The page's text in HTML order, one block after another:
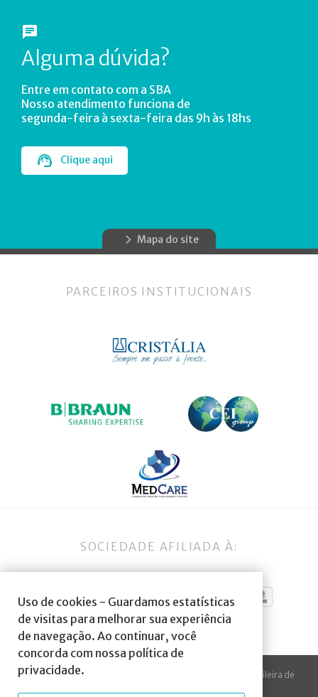
Uso de cookies - Guardamos estatísticas
de visitas para melhorar sua experiência
de navegação. Ao continuar, você
concorda com nossa política de
privacidade.
Alguma dúvida?
Entre em contato com a SBA
Nosso atendimento funciona de
segunda-feira à sexta-feira das 9h às 18hs
Clique aqui
Mapa do site
PARCEIROS INSTITUCIONAIS
SOCIEDADE AFILIADA À:
© 2023 Todos os direitos reservados à SBA Sociedade Brasileira de